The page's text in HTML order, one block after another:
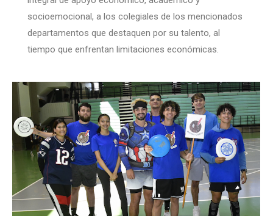
socioemocional, a los colegiales de los mencionados
departamentos que destaquen por su talento, al
tiempo que enfrentan limitaciones económicas.